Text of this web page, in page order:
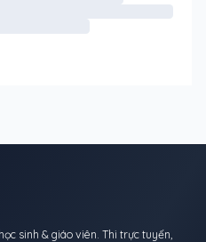
sinh & giáo viên. Thi trực tuyến,